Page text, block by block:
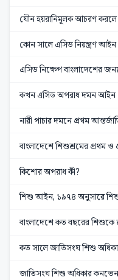
যৌন হয়রানিমূলক আচরণ করলে
কোন সালে এসিড নিয়ন্ত্রণ আইন
এসিড নিক্ষেপ বাংলাদেশের
কখন এসিড অপরাধ দমন আইন
নারী পাচার দমনে প্রথম
বাংলাদেশে শিশুশ্রমের প্রথম ও
কিশোর অপরাধ কী?
শিশু আইন, ১৯৭৪ অনুসারে শিশু
বাংলাদেশে কত বছরের শিশুকে
কত সালে জাতিসংঘ শিশু
জাতিসংঘ শিশু অধিকার